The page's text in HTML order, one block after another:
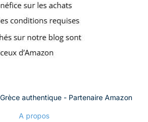
authentique - Partenaire Amazon
A propos